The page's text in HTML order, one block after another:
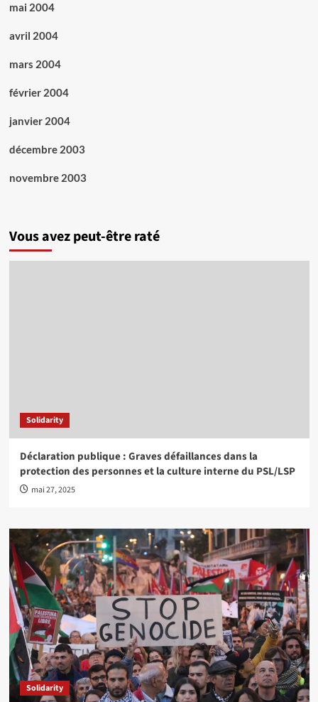
mai 2004
avril 2004
mars 2004
février 2004
janvier 2004
décembre 2003
novembre 2003
Vous avez peut-être raté
Solidarity
Déclaration publique : Graves défaillances dans la
protection des personnes et la culture interne du PSL/LSP
mai 27, 2025
Solidarity